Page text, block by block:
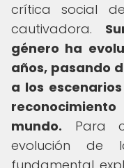
crítica social
cautivadora.
género ha
años, pasando
a los
mundo. Para
evolución de